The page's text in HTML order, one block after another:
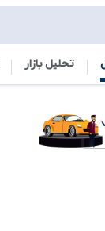
تحلیل بازار